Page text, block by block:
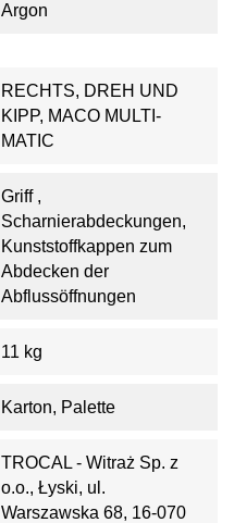
Argon
RECHTS, DREH UND
KIPP, MACO MULTI-
MATIC
Griff ,
Scharnierabdeckungen,
Kunststoffkappen zum
Abdecken der
Abflussöffnungen
11 kg
Karton, Palette
TROCAL - Witraż Sp. z
o.o., Łyski, ul.
Warszawska 68, 16-070